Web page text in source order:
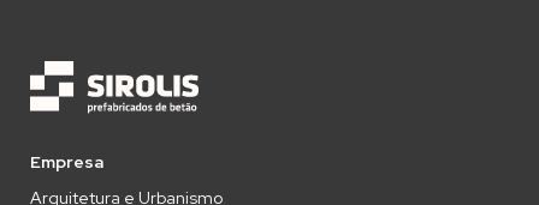
Empresa
Arquitetura e Urbanismo